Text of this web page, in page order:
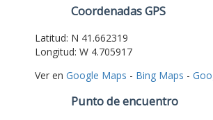
Coordenadas GPS
Latitud: N 41.662319
Longitud: W 4.705917
Ver en Google Maps - Bing Maps -
Punto de encuentro